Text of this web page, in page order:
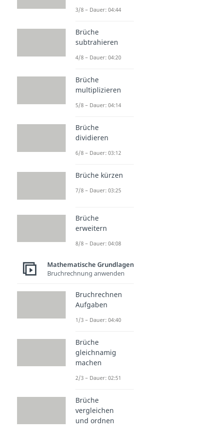
3/8 – Dauer: 04:44
Brüche
subtrahieren
4/8 – Dauer: 04:20
Brüche
multiplizieren
5/8 – Dauer: 04:14
Brüche
dividieren
6/8 – Dauer: 03:12
Brüche kürzen
7/8 – Dauer: 03:25
Brüche
erweitern
8/8 – Dauer: 04:08
Mathematische Grundlagen
Bruchrechnung anwenden
Bruchrechnen
Aufgaben
1/3 – Dauer: 04:40
Brüche
gleichnamig
machen
2/3 – Dauer: 02:51
Brüche
vergleichen
und ordnen